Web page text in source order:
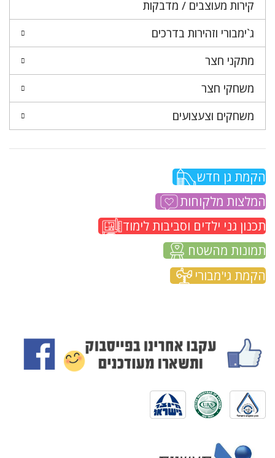
קירות מעוצבים / מדבקות
ג`ימבורי וזהירות בדרכים
מתקני חצר
משחקי חצר
משחקים וצעצועים
הקמת גן חדש
המלצות מלקוחות
תכנון גני ילדים וסביבות לימוד
תמונות מהשטח
הקמת גי'מבורי